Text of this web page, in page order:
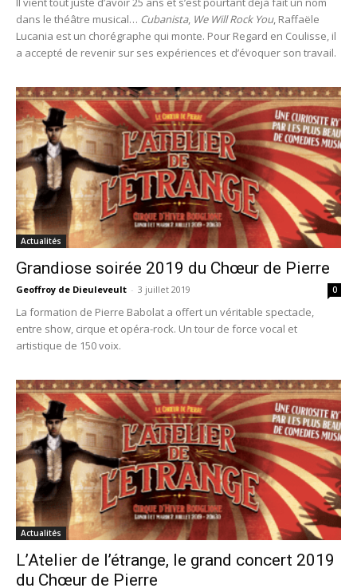
dans le théâtre musical… Cubanista, We Will Rock You, Raffaële
Lucania est un chorégraphe qui monte. Pour Regard en Coulisse, il
a accepté de revenir sur ses expériences et d’évoquer son travail.
Actualités
Grandiose soirée 2019 du Chœur de Pierre
Geoffroy de Dieuleveult - 3 juillet 2019 0
La formation de Pierre Babolat a offert un véritable spectacle,
entre show, cirque et opéra-rock. Un tour de force vocal et
artistique de 150 voix.
Actualités
L’Atelier de l’étrange, le grand concert 2019
du Chœur de Pierre